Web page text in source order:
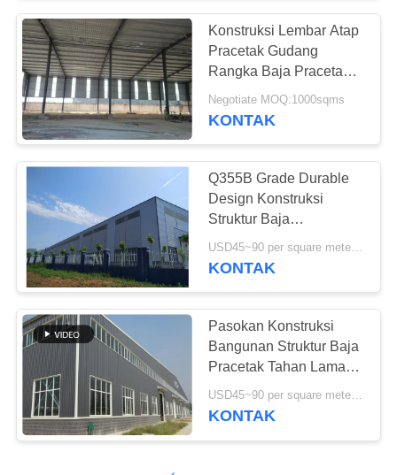
Konstruksi Lembar Atap
Pracetak Gudang
Rangka Baja Pracetak
di Filipina
Negotiate MOQ:1000sqms
KONTAK
Q355B Grade Durable
Design Konstruksi
Struktur Baja
Prefabrikasi Tampilan
Bagus
USD45~90 per square meter MOQ:1000 meter persegi
KONTAK
Pasokan Konstruksi
Bangunan Struktur Baja
Pracetak Tahan Lama
Bentang Panjang
USD45~90 per square meter MOQ:1000 meter persegi
KONTAK